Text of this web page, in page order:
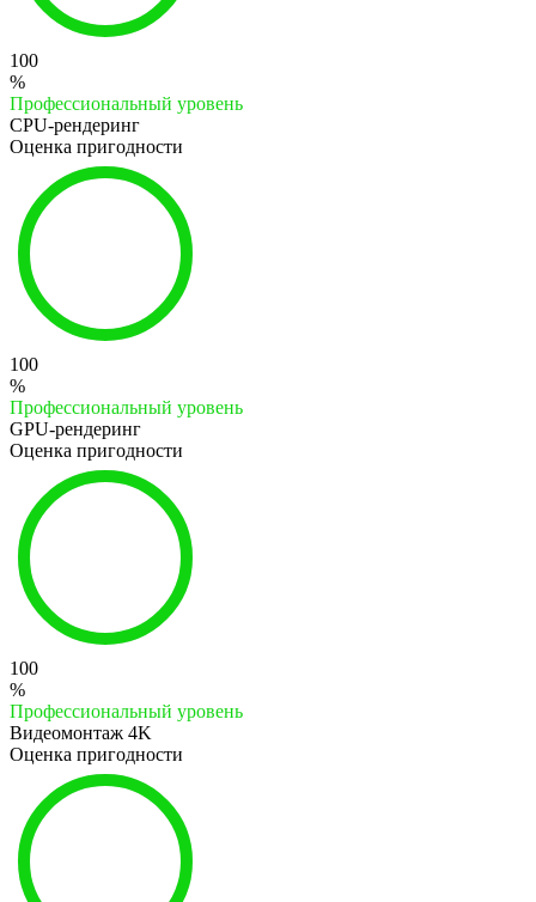
100
%
Профессиональный уровень
CPU-рендеринг
Оценка пригодности
100
%
Профессиональный уровень
GPU-рендеринг
Оценка пригодности
100
%
Профессиональный уровень
Видеомонтаж 4K
Оценка пригодности